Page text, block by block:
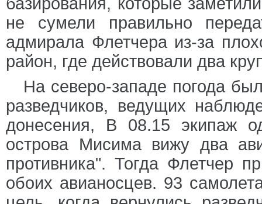
не сумели правильно
адмирала Флетчера из-за
район, где действовали два
На северо-западе погода
разведчиков, ведущих
донесения, В 08.15 экипаж
острова Мисима вижу два
противника". Тогда Флетчер
обоих авианосцев. 93